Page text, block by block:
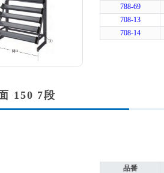
788-69
708-13
708-14
150 7段
品番